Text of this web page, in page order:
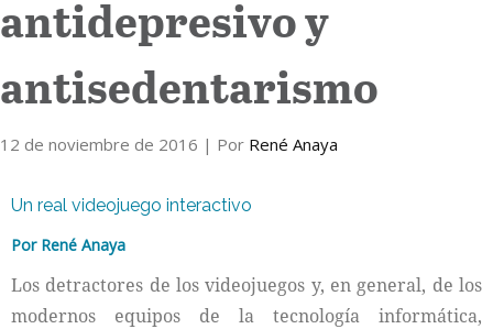
Cultura
antidepresivo y
antisedentarismo
12 de noviembre de 2016 | Por René Anaya
Un real videojuego interactivo
Por René Anaya
Los detractores de los videojuegos y, en general, de los
modernos equipos de la tecnología informática,